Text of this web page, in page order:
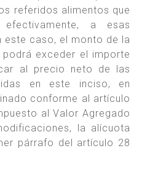
referidos alimentos que
efectivamente, a esas
este caso, el monto de la
exceder el importe
al precio neto de las
en este inciso, en
conforme al artículo
al Valor Agregado
la alícuota
párrafo del artículo 28